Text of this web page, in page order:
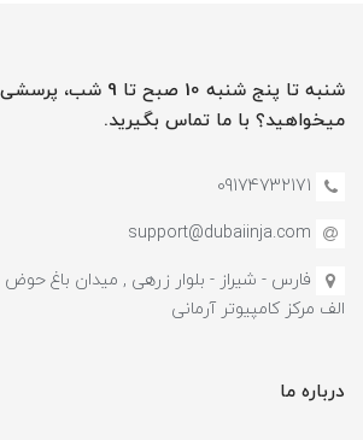
شنبه تا پنج شنبه 10
میخواهید؟ با ما تماس بگیرید.
09174732171
support@dubaiinja.com
الف مرکز کامپیوتر آرمانی
درباره ما